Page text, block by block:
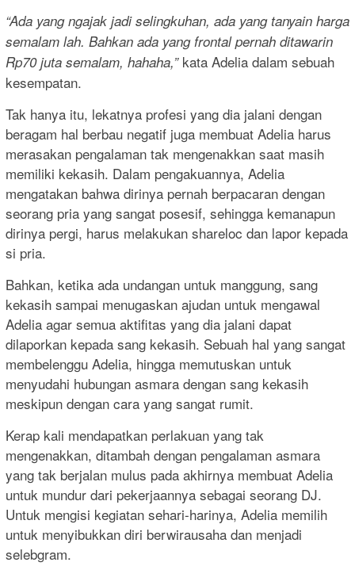
“Ada yang ngajak jadi selingkuhan, ada yang tanyain harga
semalam lah. Bahkan ada yang frontal pernah ditawarin
Rp70 juta semalam, hahaha,”kata Adelia dalam sebuah
kesempatan.
Tak hanya itu, lekatnya profesi yang dia jalani dengan
beragam hal berbau negatif juga membuat Adelia harus
merasakan pengalaman tak mengenakkan saat masih
memiliki kekasih. Dalam pengakuannya, Adelia
mengatakan bahwa dirinya pernah berpacaran dengan
seorang pria yang sangat posesif, sehingga kemanapun
dirinya pergi, harus melakukan shareloc dan lapor kepada
si pria.
Bahkan, ketika ada undangan untuk manggung, sang
kekasih sampai menugaskan ajudan untuk mengawal
Adelia agar semua aktifitas yang dia jalani dapat
dilaporkan kepada sang kekasih. Sebuah hal yang sangat
membelenggu Adelia, hingga memutuskan untuk
menyudahi hubungan asmara dengan sang kekasih
meskipun dengan cara yang sangat rumit.
Kerap kali mendapatkan perlakuan yang tak
mengenakkan, ditambah dengan pengalaman asmara
yang tak berjalan mulus pada akhirnya membuat Adelia
untuk mundur dari pekerjaannya sebagai seorang DJ.
Untuk mengisi kegiatan sehari-harinya, Adelia memilih
untuk menyibukkan diri berwirausaha dan menjadi
selebgram.